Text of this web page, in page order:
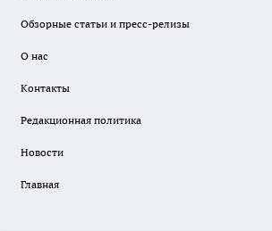
Обзорные статьи и пресс-релизы
О нас
Контакты
Редакционная политика
Новости
Главная